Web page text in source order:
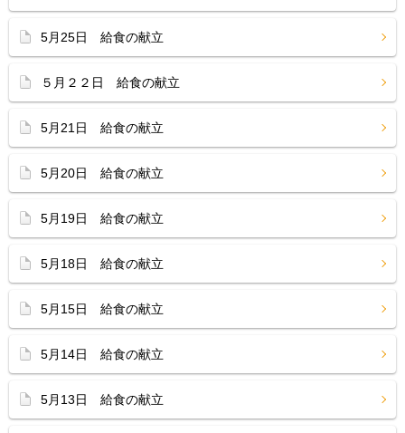
5月25日 給食の献立
５月２２日 給食の献立
5月21日 給食の献立
5月20日 給食の献立
5月19日 給食の献立
5月18日 給食の献立
5月15日 給食の献立
5月14日 給食の献立
5月13日 給食の献立